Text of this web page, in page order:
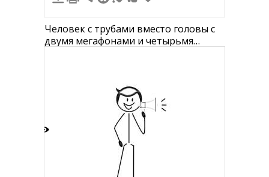
Человек с трубами вместо головы с
двумя мегафонами и четырьмя